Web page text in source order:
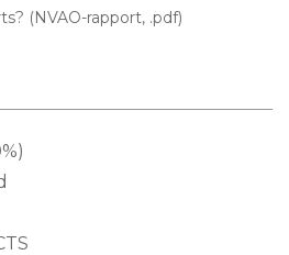
(NVAO-rapport, .pdf)